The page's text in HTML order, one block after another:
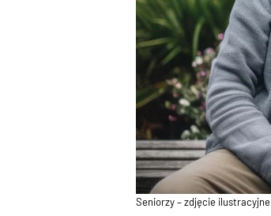
Seniorzy – zdjęcie ilustracyjne